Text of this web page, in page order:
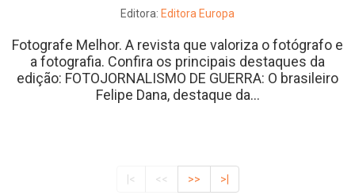
Editora: Editora Europa
Fotografe Melhor. A revista que valoriza o fotógrafo e
a fotografia. Confira os principais destaques da
edição: FOTOJORNALISMO DE GUERRA: O brasileiro
Felipe Dana, destaque da...
|< << >> >|